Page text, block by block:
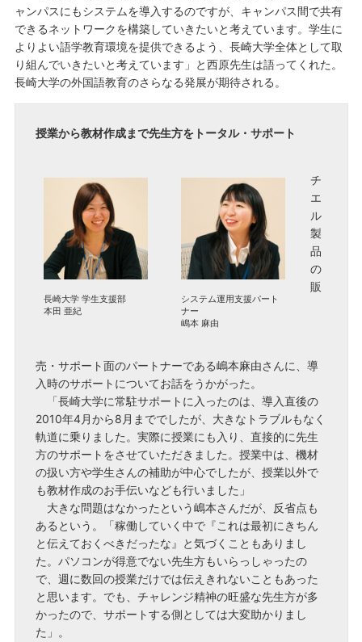
ャンパスにもシステムを導入するのですが、キャンパス間で共有
できるネットワークを構築していきたいと考えています。学生に
よりよい語学教育環境を提供できるよう、長崎大学全体として取
り組んでいきたいと考えています」と西原先生は語ってくれた。
長崎大学の外国語教育のさらなる発展が期待される。
授業から教材作成まで先生方をトータル・サポート
長崎大学 学生支援部
本田 亜紀
システム運用支援パート
ナー
嶋本 麻由
チ
エ
ル
製
品
の
販
売・サポート面のパートナーである嶋本麻由さんに、導
入時のサポートについてお話をうかがった。
「長崎大学に常駐サポートに入ったのは、導入直後の
2010年4月から8月まででしたが、大きなトラブルもなく
軌道に乗りました。実際に授業にも入り、直接的に先生
方のサポートをさせていただきました。授業中は、機材
の扱い方や学生さんの補助が中心でしたが、授業以外で
も教材作成のお手伝いなども行いました」
大きな問題はなかったという嶋本さんだが、反省点も
あるという。「稼働していく中で『これは最初にきちん
と伝えておくべきだったな』と気づくこともありまし
た。パソコンが得意でない先生方もいらっしゃったの
で、週に数回の授業だけでは伝えきれないこともあった
と思います。でも、チャレンジ精神の旺盛な先生方が多
かったので、サポートする側としては大変助かりまし
た」。